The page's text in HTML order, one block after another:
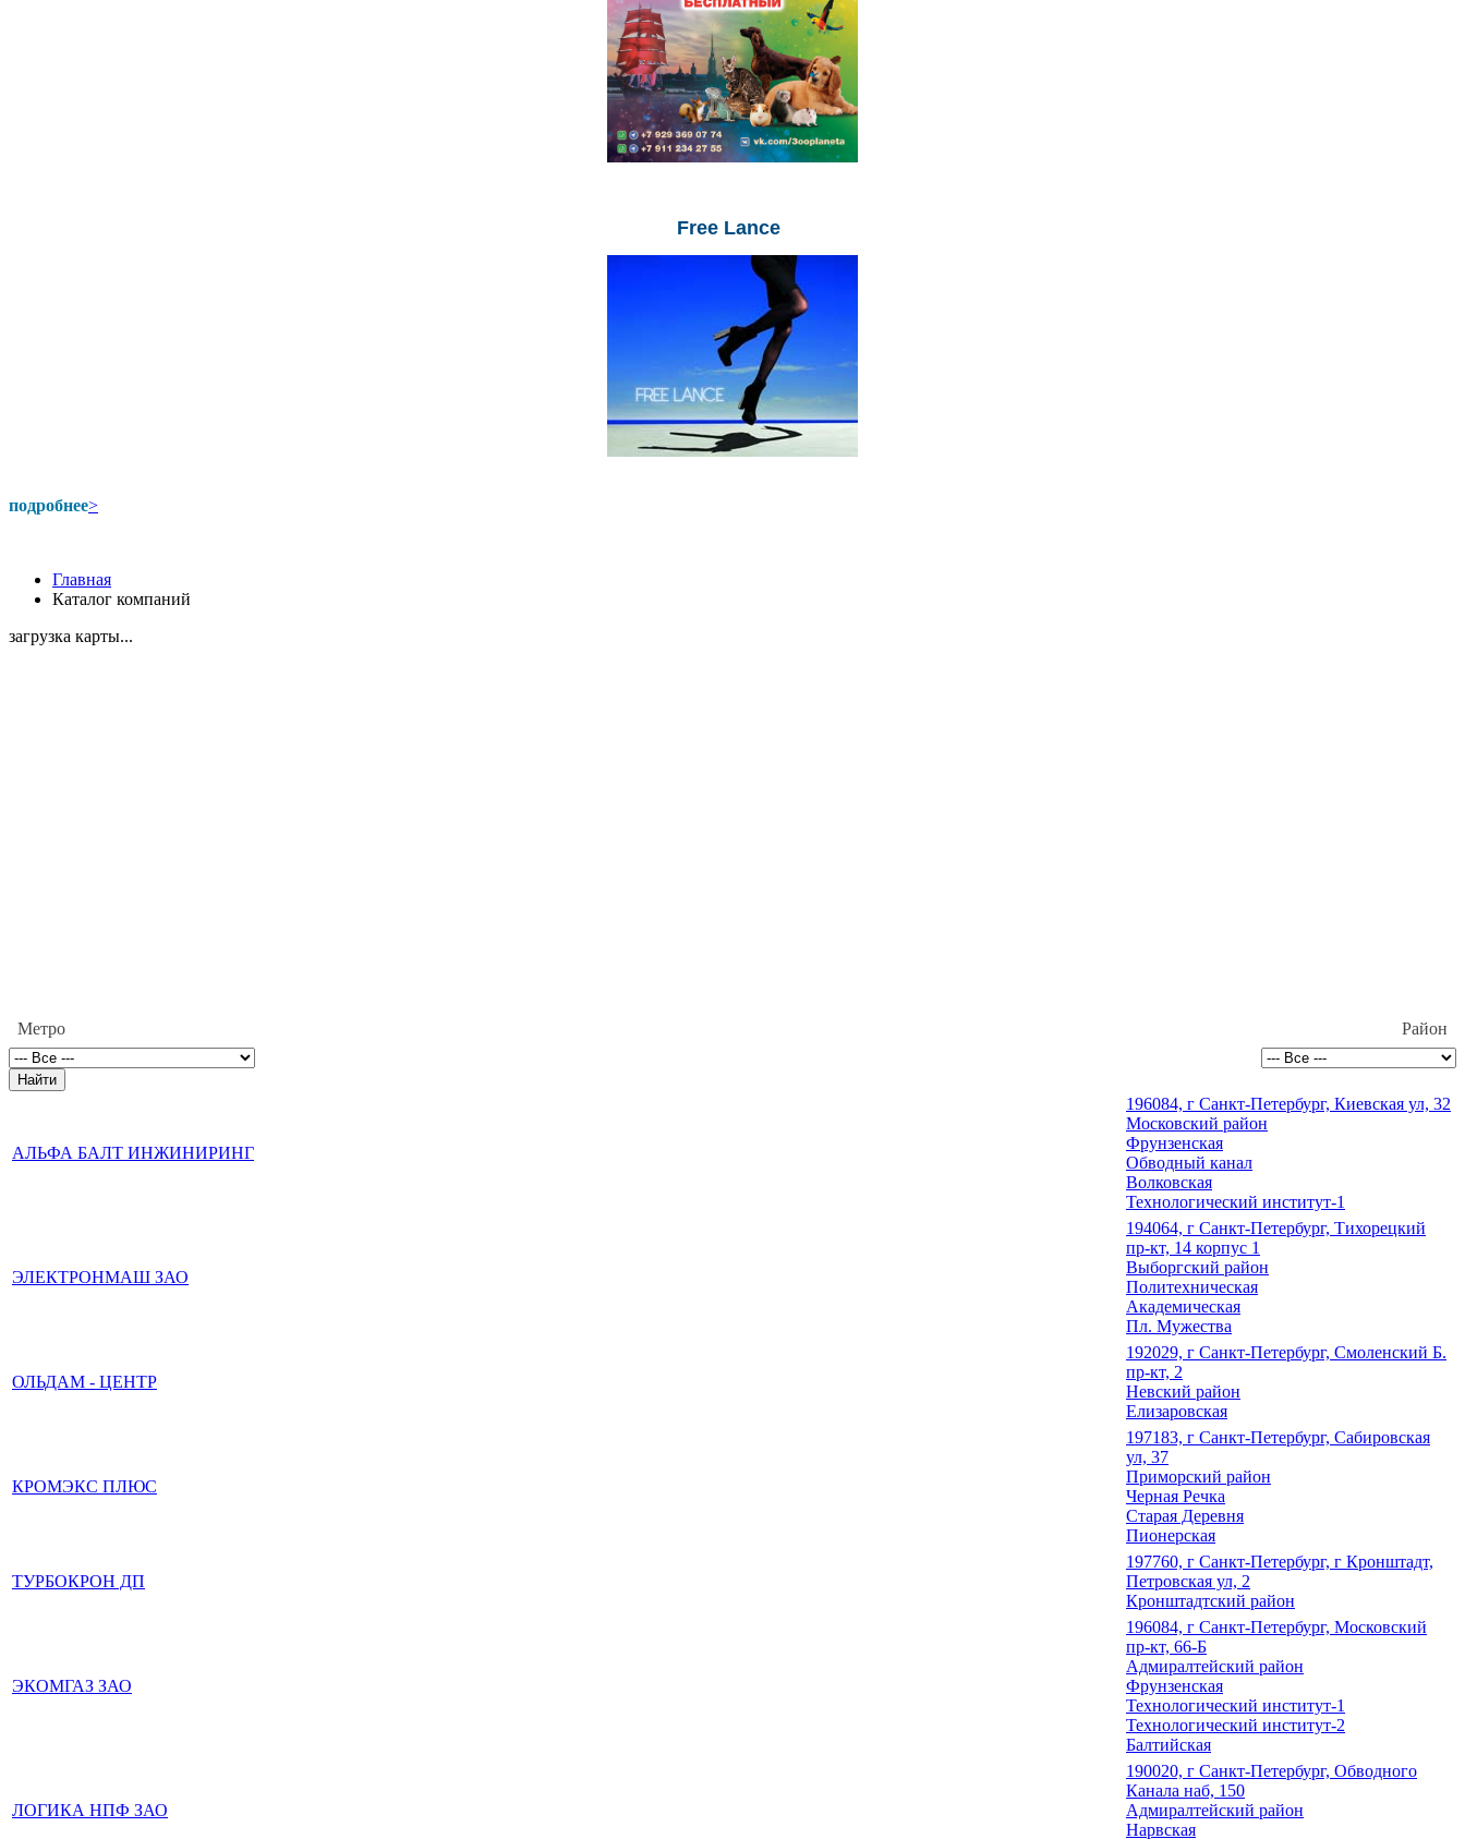
Free Lance
подробнее>
Главная
Каталог компаний
загрузка карты...
Метро Район
АЛЬФА БАЛТ ИНЖИНИРИНГ
196084, г Санкт-Петербург, Киевская ул, 32
Московский район
Фрунзенская
Обводный канал
Волковская
Технологический институт-1
ЭЛЕКТРОНМАШ ЗАО
194064, г Санкт-Петербург, Тихорецкий
пр-кт, 14 корпус 1
Выборгский район
Политехническая
Академическая
Пл. Мужества
ОЛЬДАМ - ЦЕНТР
192029, г Санкт-Петербург, Смоленский Б.
пр-кт, 2
Невский район
Елизаровская
КРОМЭКС ПЛЮС
197183, г Санкт-Петербург, Сабировская
ул, 37
Приморский район
Черная Речка
Старая Деревня
Пионерская
ТУРБОКРОН ДП
197760, г Санкт-Петербург, г Кронштадт,
Петровская ул, 2
Кронштадтский район
ЭКОМГАЗ ЗАО
196084, г Санкт-Петербург, Московский
пр-кт, 66-Б
Адмиралтейский район
Фрунзенская
Технологический институт-1
Технологический институт-2
Балтийская
ЛОГИКА НПФ ЗАО
190020, г Санкт-Петербург, Обводного
Канала наб, 150
Адмиралтейский район
Нарвская